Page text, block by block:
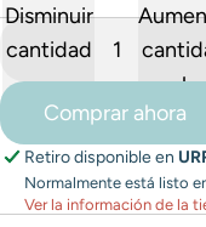
Disminuir
cantidad
Comprar ahora
Retiro disponible en
Normalmente está listo
Ver la información de la